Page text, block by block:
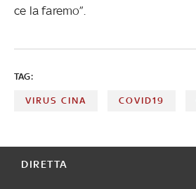
ce la faremo”.
TAG:
VIRUS CINA COVID19
DIRETTA